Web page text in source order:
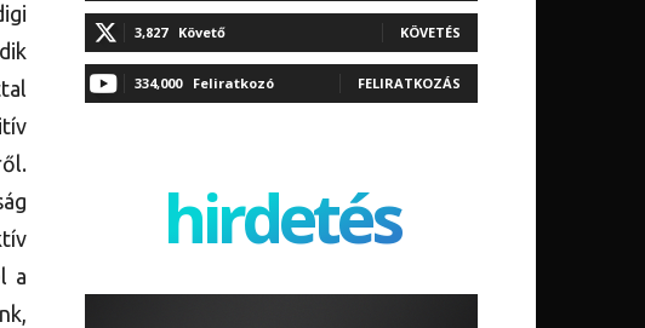
a
3,827 Követő KÖVETÉS
334,000 Feliratkozó FELIRATKOZÁS
hirdetés